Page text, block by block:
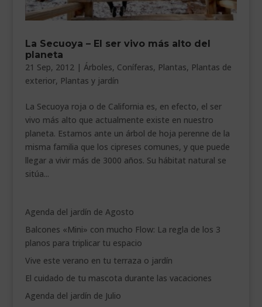
BLOG
VEURE EN CATALÀ
La Secuoya – El ser vivo más alto del
planeta
21 Sep, 2012| Árboles, Coníferas, Plantas, Plantas de
exterior, Plantas y jardín
La Secuoya roja o de California es, en efecto, el ser
vivo más alto que actualmente existe en nuestro
planeta. Estamos ante un árbol de hoja perenne de la
misma familia que los cipreses comunes, y que puede
llegar a vivir más de 3000 años. Su hábitat natural se
sitúa...
Agenda del jardín de Agosto
Balcones «Mini» con mucho Flow: La regla de los 3
planos para triplicar tu espacio
Vive este verano en tu terraza o jardín
El cuidado de tu mascota durante las vacaciones
Agenda del jardín de Julio